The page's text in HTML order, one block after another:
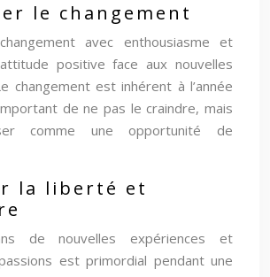
le changement
avec enthousiasme et
positive face aux nouvelles
changement est inhérent à l’année
de ne pas le craindre, mais
comme une opportunité de
la liberté et
de nouvelles expériences et
est primordial pendant une